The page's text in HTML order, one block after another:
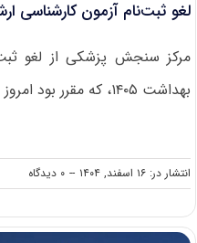
لغو ثبت‌نام آزمون کارشناسی
مرکز سنجش پزشکی از لغو
بهداشت ۱۴۰۵، که مقرر بود امروز شنبه ۱۶ اسفندماه آغاز [...]
انتشار در: ۱۶ اسفند, ۱۴۰۴ -- ۰ دیدگاه
on
لغو
آزمون